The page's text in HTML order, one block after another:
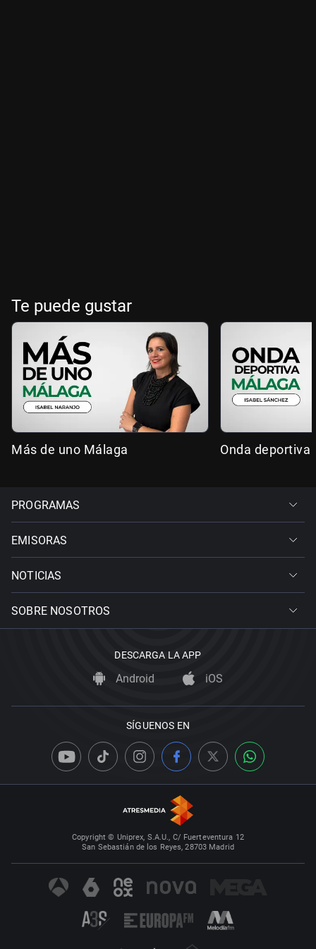
Te puede gustar
Más de uno Málaga Onda deportiva
PROGRAMAS
EMISORAS
NOTICIAS
SOBRE NOSOTROS
DESCARGA LA APP
Android iOS
SÍGUENOS EN
Copyright © Uniprex, S.A.U., C/ Fuerteventura 12
San Sebastián de los Reyes, 28703 Madrid